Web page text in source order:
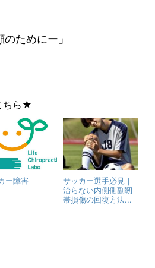
ためにー」
ちら★
ー障害
サッカー選手必見｜
治らない内側側副靭
帯損傷の回復方法...